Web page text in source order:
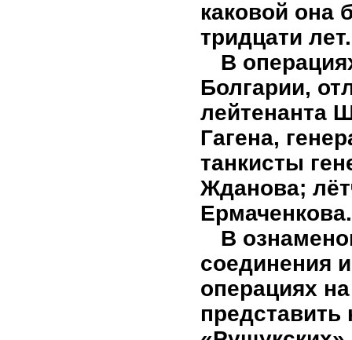
каковой она
тридцати лет.
В
Болгарии,
лейтенанта
Гагена,
танкисты
Жданова;
Ермаченкова.
В
соединения
операциях